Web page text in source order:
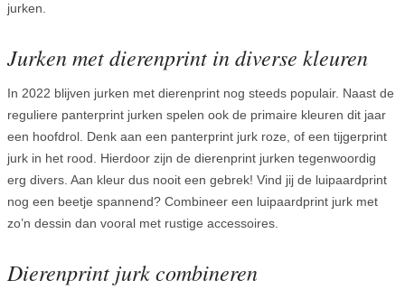
jurken.
Jurken met dierenprint in diverse kleuren
In 2022 blijven jurken met dierenprint nog steeds populair. Naast de
reguliere panterprint jurken spelen ook de primaire kleuren dit jaar
een hoofdrol. Denk aan een panterprint jurk roze, of een tijgerprint
jurk in het rood. Hierdoor zijn de dierenprint jurken tegenwoordig
erg divers. Aan kleur dus nooit een gebrek! Vind jij de luipaardprint
nog een beetje spannend? Combineer een luipaardprint jurk met
zo’n dessin dan vooral met rustige accessoires.
Dierenprint jurk combineren